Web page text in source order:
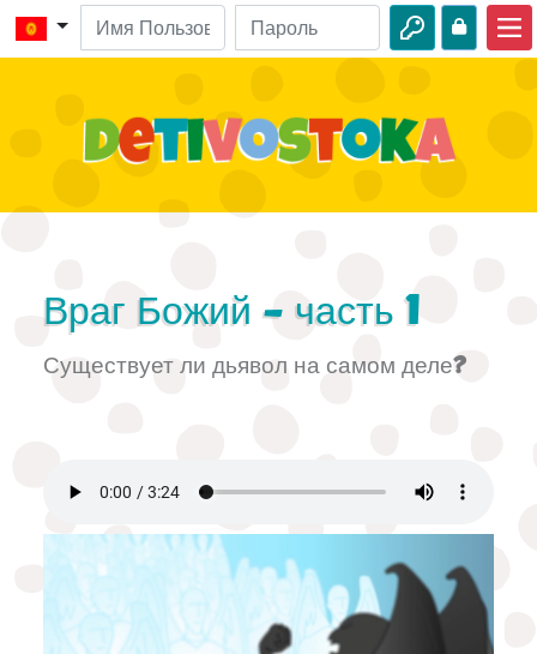
Библейские истории
Творчество
Враг Божий - часть 1
Существует ли дьявол на самом деле?